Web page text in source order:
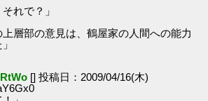
れで？」
層部の意見は、鶴屋家の人間への能力
[] 投稿日：2009/04/16(木)